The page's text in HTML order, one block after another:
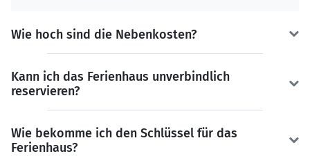
Wie hoch sind die Nebenkosten?
Kann ich das Ferienhaus unverbindlich
reservieren?
Wie bekomme ich den Schlüssel für das
Ferienhaus?